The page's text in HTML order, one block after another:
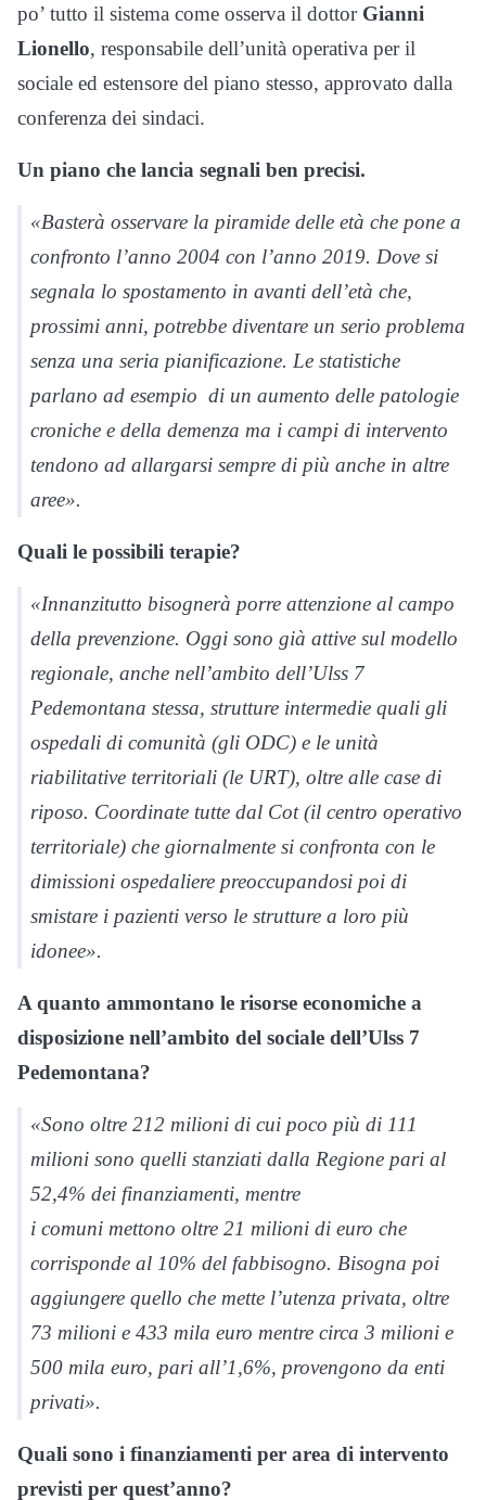
po’ tutto il sistema come osserva il dottor Gianni
Lionello, responsabile dell’unità operativa per il
sociale ed estensore del piano stesso, approvato dalla
conferenza dei sindaci.
Un piano che lancia segnali ben precisi.
«Basterà osservare la piramide delle età che pone a
confronto l’anno 2004 con l’anno 2019. Dove si
segnala lo spostamento in avanti dell’età che,
prossimi anni, potrebbe diventare un serio problema
senza una seria pianificazione. Le statistiche
parlano ad esempio di un aumento delle patologie
croniche e della demenza ma i campi di intervento
tendono ad allargarsi sempre di più anche in altre
aree».
Quali le possibili terapie?
«Innanzitutto bisognerà porre attenzione al campo
della prevenzione. Oggi sono già attive sul modello
regionale, anche nell’ambito dell’Ulss 7
Pedemontana stessa, strutture intermedie quali gli
ospedali di comunità (gli ODC) e le unità
riabilitative territoriali (le URT), oltre alle case di
riposo. Coordinate tutte dal Cot (il centro operativo
territoriale) che giornalmente si confronta con le
dimissioni ospedaliere preoccupandosi poi di
smistare i pazienti verso le strutture a loro più
idonee».
A quanto ammontano le risorse economiche a
disposizione nell’ambito del sociale dell’Ulss 7
Pedemontana?
«Sono oltre 212 milioni di cui poco più di 111
milioni sono quelli stanziati dalla Regione pari al
52,4% dei finanziamenti, mentre
i comuni mettono oltre 21 milioni di euro che
corrisponde al 10% del fabbisogno. Bisogna poi
aggiungere quello che mette l’utenza privata, oltre
73 milioni e 433 mila euro mentre circa 3 milioni e
500 mila euro, pari all’1,6%, provengono da enti
privati».
Quali sono i finanziamenti per area di intervento
previsti per quest’anno?